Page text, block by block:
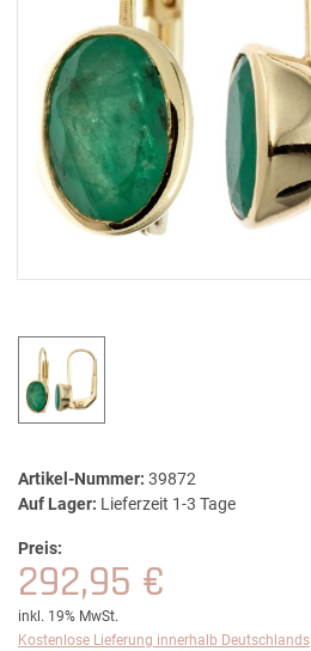
Artikel-Nummer: 39872
Auf Lager: Lieferzeit 1-3 Tage
Preis:
292,95 €
inkl. 19% MwSt.
Kostenlose Lieferung innerhalb Deutschlands